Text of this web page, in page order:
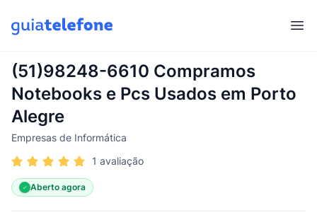
(51)98248-6610 Compramos
Notebooks e Pcs Usados em Porto
Alegre
Empresas de Informática
1 avaliação
Aberto agora